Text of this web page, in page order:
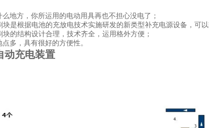
地方，你所运用的电动用具再也不担心没电了；
是根据电池的充放电技术实施研发的新类型补充电源设备，可
的结构设计合理，技术齐全，运用格外方便；
多，具有很好的方便性。
动充电装置